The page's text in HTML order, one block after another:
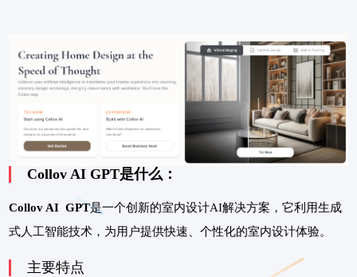
Collov AI GPT是什么：
Collov AI GPT是一个创新的室内设计AI解决方案，它利用生成
式人工智能技术，为用户提供快速、个性化的室内设计体验。
主要特点